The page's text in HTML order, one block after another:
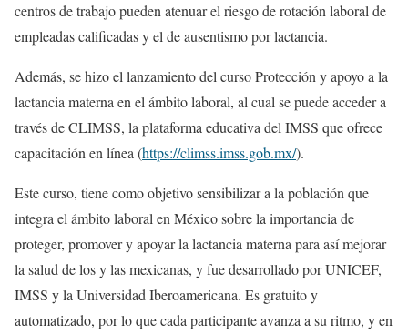
centros de trabajo pueden atenuar el riesgo de rotación laboral de
empleadas calificadas y el de ausentismo por lactancia.
Además, se hizo el lanzamiento del curso Protección y apoyo a la
lactancia materna en el ámbito laboral, al cual se puede acceder a
través de CLIMSS, la plataforma educativa del IMSS que ofrece
capacitación en línea (https://climss.imss.gob.mx/).
Este curso, tiene como objetivo sensibilizar a la población que
integra el ámbito laboral en México sobre la importancia de
proteger, promover y apoyar la lactancia materna para así mejorar
la salud de los y las mexicanas, y fue desarrollado por UNICEF,
IMSS y la Universidad Iberoamericana. Es gratuito y
automatizado, por lo que cada participante avanza a su ritmo, y en